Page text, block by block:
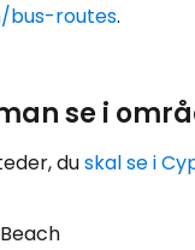
bus-routes.
se i
duskal se i